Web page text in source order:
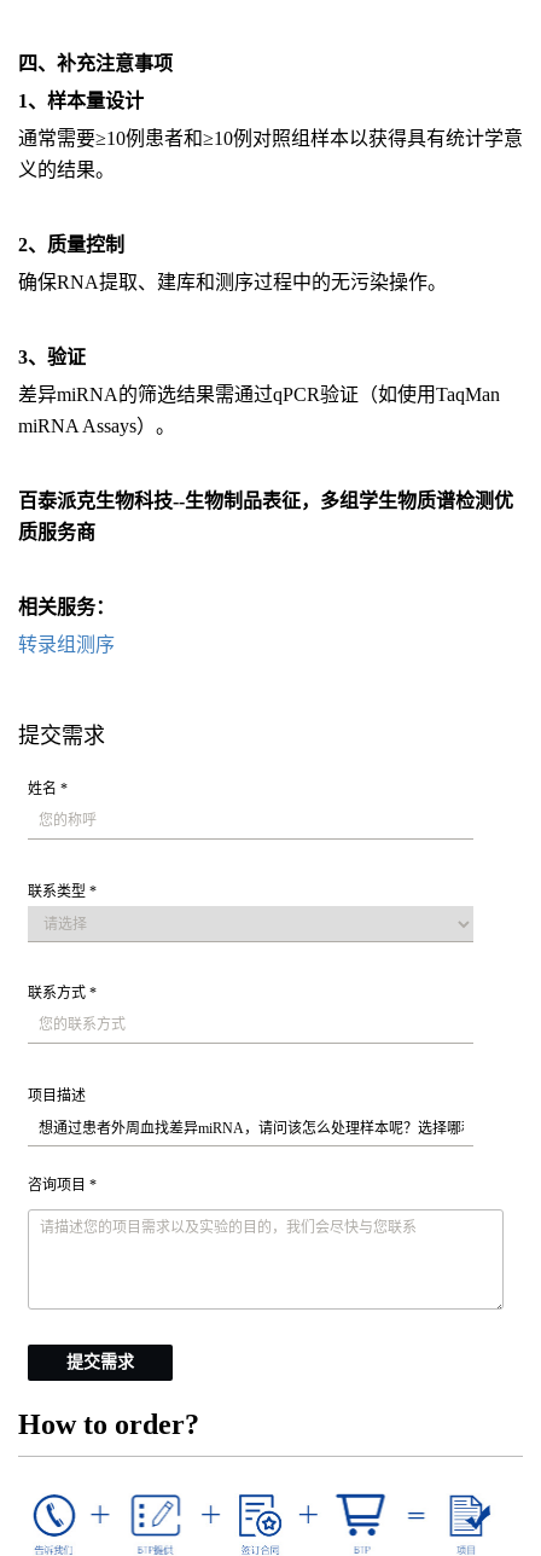
四、补充注意事项
1、样本量设计
通常需要≥10例患者和≥10例对照组样本以获得具有统计学意
义的结果。
2、质量控制
确保RNA提取、建库和测序过程中的无污染操作。
3、验证
差异miRNA的筛选结果需通过qPCR验证（如使用TaqMan
miRNA Assays）。
百泰派克生物科技--生物制品表征，多组学生物质谱检测优
质服务商
相关服务：
转录组测序
提交需求
姓名 *
联系类型 *
联系方式 *
项目描述
咨询项目 *
提交需求
How to order?